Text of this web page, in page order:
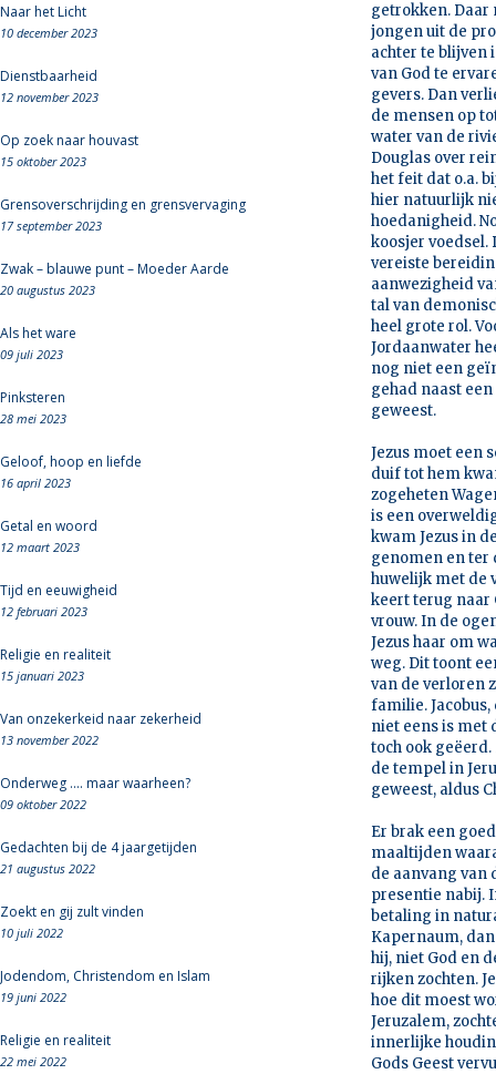
Naar het Licht
10 december 2023
Dienstbaarheid
12 november 2023
Op zoek naar houvast
15 oktober 2023
Grensoverschrijding en grensvervaging
17 september 2023
Zwak – blauwe punt – Moeder Aarde
20 augustus 2023
Als het ware
09 juli 2023
Pinksteren
28 mei 2023
Geloof, hoop en liefde
16 april 2023
Getal en woord
12 maart 2023
Tijd en eeuwigheid
12 februari 2023
Religie en realiteit
15 januari 2023
Van onzekerkeid naar zekerheid
13 november 2022
Onderweg .... maar waarheen?
09 oktober 2022
Gedachten bij de 4 jaargetijden
21 augustus 2022
Zoekt en gij zult vinden
10 juli 2022
Jodendom, Christendom en Islam
19 juni 2022
Religie en realiteit
22 mei 2022
getrokken. Daar
jongen uit de
achter te blijven
van God te
gevers. Dan
de mensen op
water van de
Douglas over
het feit dat o.a.
hier natuurlijk
hoedanigheid.
koosjer voedsel.
vereiste
aanwezigheid
tal van
heel grote rol.
Jordaanwater
nog niet een
gehad naast
geweest.
Jezus moet een
duif tot hem
zogeheten
is een
kwam Jezus in
genomen en ter
huwelijk met de
keert terug naar
vrouw. In de
Jezus haar om
weg. Dit toont
van de verloren
familie.
niet eens is met
toch ook
de tempel in
geweest, aldus
Er brak een
maaltijden
de aanvang van
presentie nabij.
betaling in
Kapernaum,
hij, niet God en
rijken zochten.
hoe dit moest
Jeruzalem,
innerlijke
Gods Geest